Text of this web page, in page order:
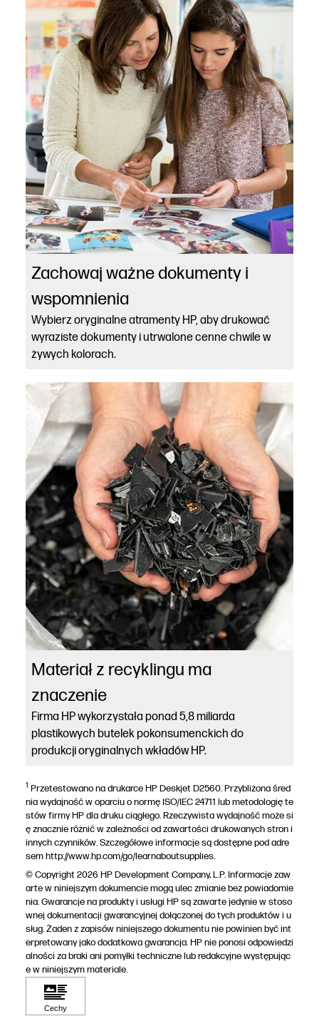
Zachowaj ważne dokumenty i
wspomnienia
Wybierz oryginalne atramenty HP, aby drukować
wyraziste dokumenty i utrwalone cenne chwile w
żywych kolorach.
Materiał z recyklingu ma
znaczenie
Firma HP wykorzystała ponad 5,8 miliarda
plastikowych butelek pokonsumenckich do
produkcji oryginalnych wkładów HP.
1 Przetestowano na drukarce HP Deskjet D2560. Przybliżona śred
nia wydajność w oparciu o normę ISO/IEC 24711 lub metodologię te
stów firmy HP dla druku ciągłego. Rzeczywista wydajność może si
ę znacznie różnić w zależności od zawartości drukowanych stron i
innych czynników. Szczegółowe informacje są dostępne pod adre
sem http://www.hp.com/go/learnaboutsupplies.
© Copyright 2026 HP Development Company, L.P. Informacje zaw
arte w niniejszym dokumencie mogą ulec zmianie bez powiadomie
nia. Gwarancje na produkty i usługi HP są zawarte jedynie w stoso
wnej dokumentacji gwarancyjnej dołączonej do tych produktów i u
sług. Żaden z zapisów niniejszego dokumentu nie powinien być int
erpretowany jako dodatkowa gwarancja. HP nie ponosi odpowiedzi
alności za braki ani pomyłki techniczne lub redakcyjne występując
e w niniejszym materiale.